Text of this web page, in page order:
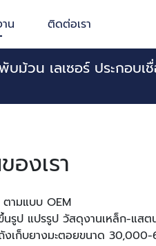
น ติดต่อเรา
บม้วน เลเซอร์ ประกอบ
องเรา
ามแบบ OEM
รูป แปรรูป วัสดุงานเหล็ก-แสต
งเก็บยางมะตอยขนาด